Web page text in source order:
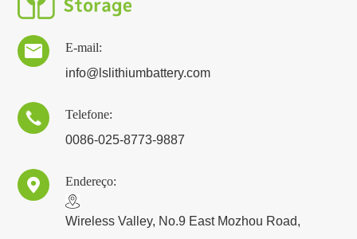

E-mail:
info@lslithiumbattery.com

Telefone:
0086-025-8773-9887
 Endereço:
​Wireless Valley, No.9 East Mozhou Road,